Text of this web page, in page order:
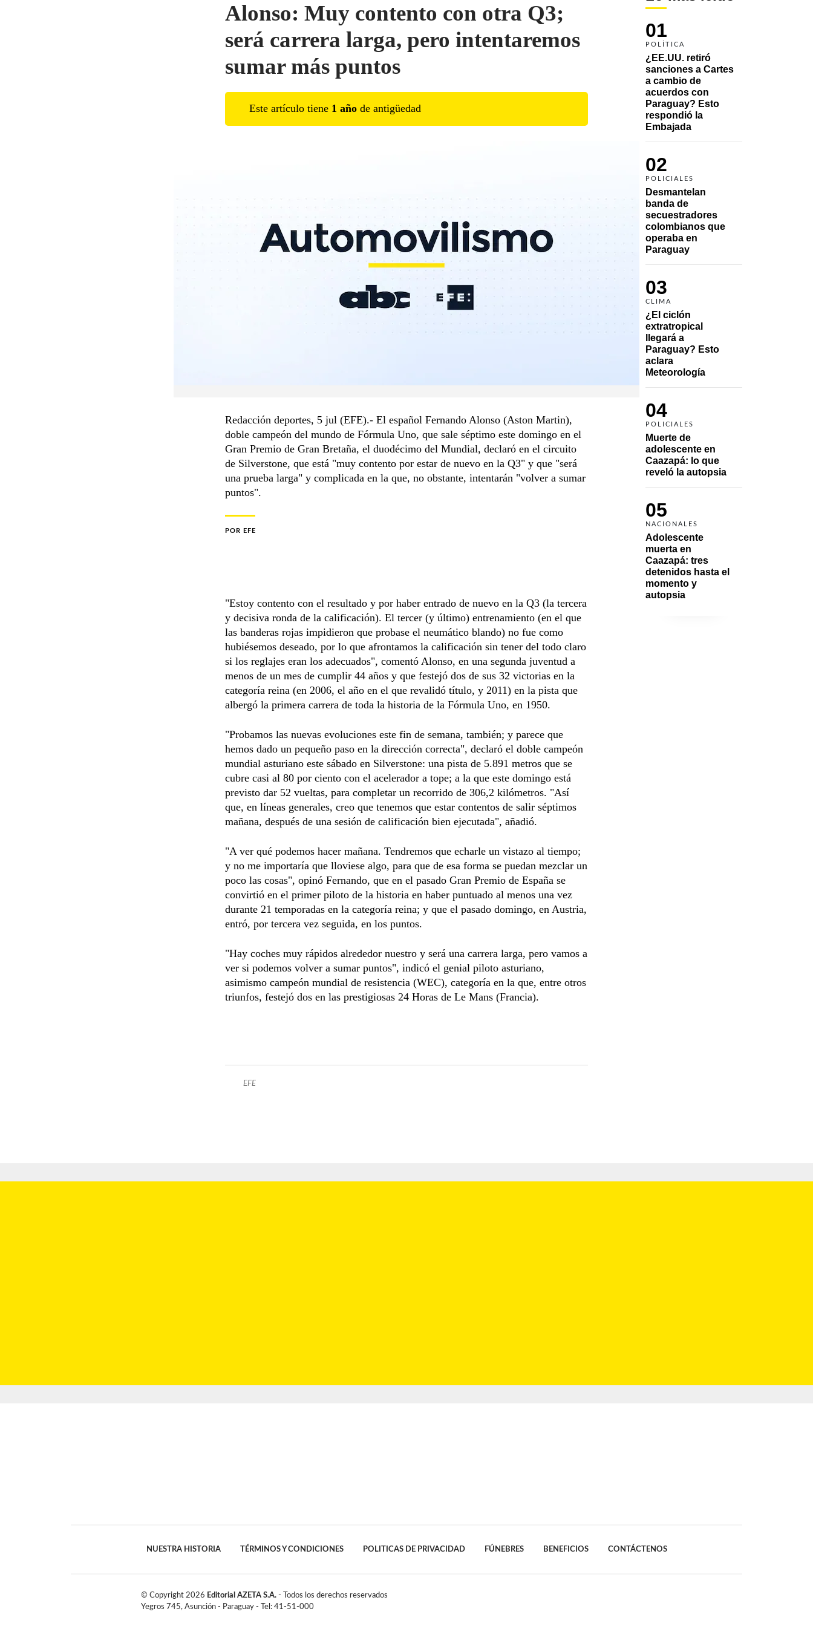
01
POLÍTICA
¿EE.UU. retiró
sanciones a Cartes
a cambio de
acuerdos con
Paraguay? Esto
respondió la
Embajada
02
POLICIALES
Desmantelan
banda de
secuestradores
colombianos que
operaba en
Paraguay
03
CLIMA
¿El ciclón
extratropical
llegará a
Paraguay? Esto
aclara
Meteorología
04
POLICIALES
Muerte de
adolescente en
Caazapá: lo que
reveló la autopsia
05
NACIONALES
Adolescente
muerta en
Caazapá: tres
detenidos hasta el
momento y
autopsia
Alonso: Muy contento con otra Q3;
será carrera larga, pero intentaremos
sumar más puntos
Este artículo tiene 1 año de antigüedad
Redacción deportes, 5 jul (EFE).- El español Fernando Alonso (Aston Martin),
doble campeón del mundo de Fórmula Uno, que sale séptimo este domingo en el
Gran Premio de Gran Bretaña, el duodécimo del Mundial, declaró en el circuito
de Silverstone, que está "muy contento por estar de nuevo en la Q3" y que "será
una prueba larga" y complicada en la que, no obstante, intentarán "volver a sumar
puntos".
POR EFE
"Estoy contento con el resultado y por haber entrado de nuevo en la Q3 (la tercera
y decisiva ronda de la calificación). El tercer (y último) entrenamiento (en el que
las banderas rojas impidieron que probase el neumático blando) no fue como
hubiésemos deseado, por lo que afrontamos la calificación sin tener del todo claro
si los reglajes eran los adecuados", comentó Alonso, en una segunda juventud a
menos de un mes de cumplir 44 años y que festejó dos de sus 32 victorias en la
categoría reina (en 2006, el año en el que revalidó título, y 2011) en la pista que
albergó la primera carrera de toda la historia de la Fórmula Uno, en 1950.
"Probamos las nuevas evoluciones este fin de semana, también; y parece que
hemos dado un pequeño paso en la dirección correcta", declaró el doble campeón
mundial asturiano este sábado en Silverstone: una pista de 5.891 metros que se
cubre casi al 80 por ciento con el acelerador a tope; a la que este domingo está
previsto dar 52 vueltas, para completar un recorrido de 306,2 kilómetros. "Así
que, en líneas generales, creo que tenemos que estar contentos de salir séptimos
mañana, después de una sesión de calificación bien ejecutada", añadió.
"A ver qué podemos hacer mañana. Tendremos que echarle un vistazo al tiempo;
y no me importaría que lloviese algo, para que de esa forma se puedan mezclar un
poco las cosas", opinó Fernando, que en el pasado Gran Premio de España se
convirtió en el primer piloto de la historia en haber puntuado al menos una vez
durante 21 temporadas en la categoría reina; y que el pasado domingo, en Austria,
entró, por tercera vez seguida, en los puntos.
"Hay coches muy rápidos alrededor nuestro y será una carrera larga, pero vamos a
ver si podemos volver a sumar puntos", indicó el genial piloto asturiano,
asimismo campeón mundial de resistencia (WEC), categoría en la que, entre otros
triunfos, festejó dos en las prestigiosas 24 Horas de Le Mans (Francia).
EFE
NUESTRA HISTORIA TÉRMINOS Y CONDICIONES POLITICAS DE PRIVACIDAD FÚNEBRES BENEFICIOS CONTÁCTENOS
© Copyright 2026 Editorial AZETA S.A. - Todos los derechos reservados
Yegros 745, Asunción - Paraguay - Tel: 41-51-000